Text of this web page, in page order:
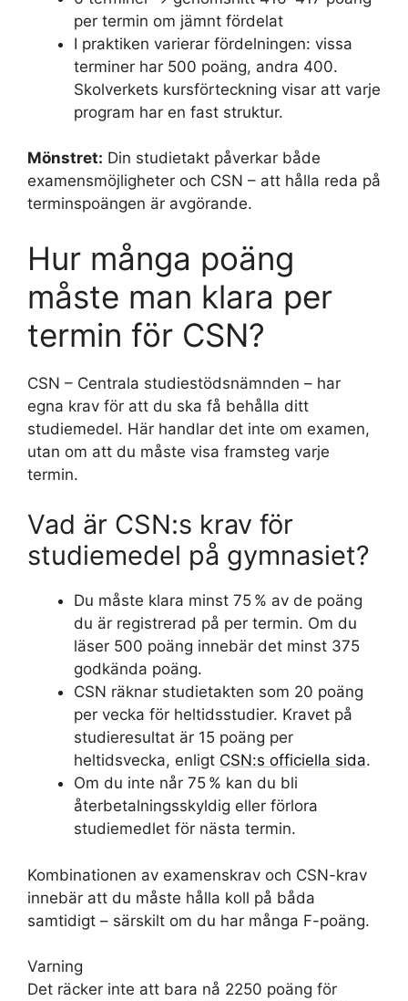
per termin om jämnt fördelat
I praktiken varierar fördelningen: vissa
terminer har 500 poäng, andra 400.
Skolverkets kursförteckning visar att varje
program har en fast struktur.
Mönstret: Din studietakt påverkar både
examensmöjligheter och CSN – att hålla reda på
terminspoängen är avgörande.
Hur många poäng
måste man klara per
termin för CSN?
CSN – Centrala studiestödsnämnden – har
egna krav för att du ska få behålla ditt
studiemedel. Här handlar det inte om examen,
utan om att du måste visa framsteg varje
termin.
Vad är CSN:s krav för
studiemedel på gymnasiet?
Du måste klara minst 75 % av de poäng
du är registrerad på per termin. Om du
läser 500 poäng innebär det minst 375
godkända poäng.
CSN räknar studietakten som 20 poäng
per vecka för heltidsstudier. Kravet på
studieresultat är 15 poäng per
heltidsvecka, enligt CSN:s officiella sida.
Om du inte når 75 % kan du bli
återbetalningsskyldig eller förlora
studiemedlet för nästa termin.
Kombinationen av examenskrav och CSN-krav
innebär att du måste hålla koll på båda
samtidigt – särskilt om du har många F-poäng.
Varning
Det räcker inte att bara nå 2250 poäng för